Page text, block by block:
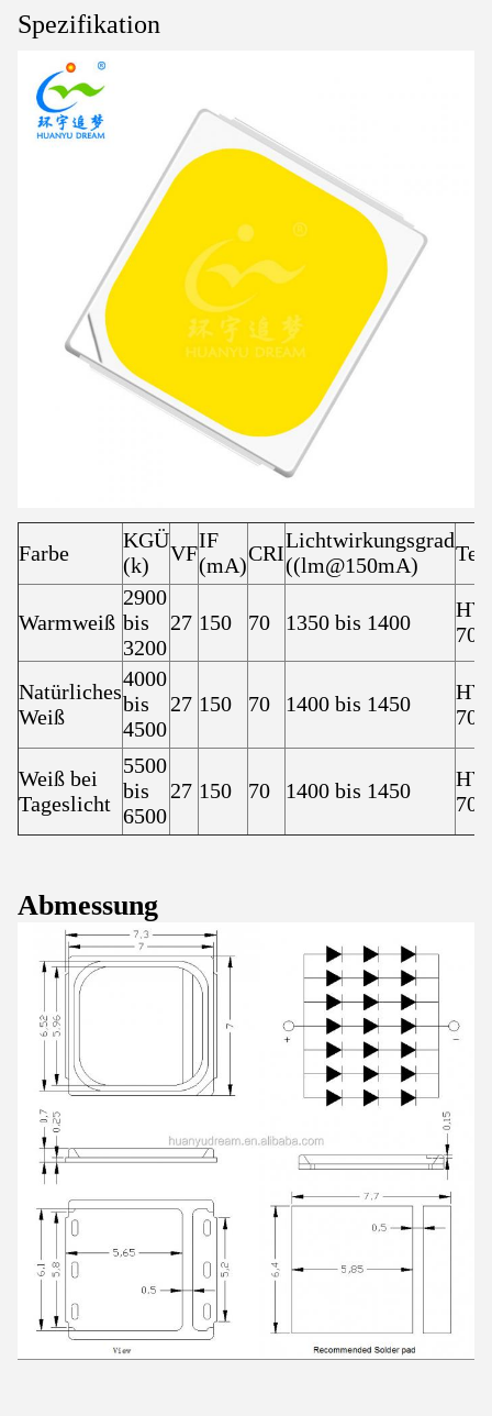
Spezifikation
Farbe
KGÜ
(k)
VF
IF
(mA)CRI
Lichtwirkungsgrad
((lm@150mA)
Warmweiß
2900
bis
3200
27 150 70 1350 bis 1400
HY-
Natürliches
Weiß
4000
bis
4500
27 150 70 1400 bis 1450
HY-
Weiß bei
Tageslicht
5500
bis
6500
27 150 70 1400 bis 1450
HY-
Abmessung